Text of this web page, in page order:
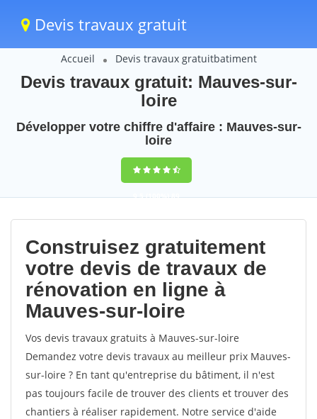
Devis travaux gratuit
Accueil Devis travaux gratuitbatiment
Devis travaux gratuit: Mauves-sur-
loire
Développer votre chiffre d'affaire : Mauves-sur-
loire
9,5(100%)89
votes
Construisez gratuitement
votre devis de travaux de
rénovation en ligne à
Mauves-sur-loire
Vos devis travaux gratuits à Mauves-sur-loire
Demandez votre devis travaux au meilleur prix Mauves-
sur-loire ? En tant qu'entreprise du bâtiment, il n'est
pas toujours facile de trouver des clients et trouver des
chantiers à réaliser rapidement. Notre service d'aide